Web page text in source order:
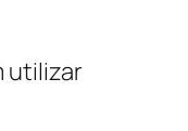
utilizar